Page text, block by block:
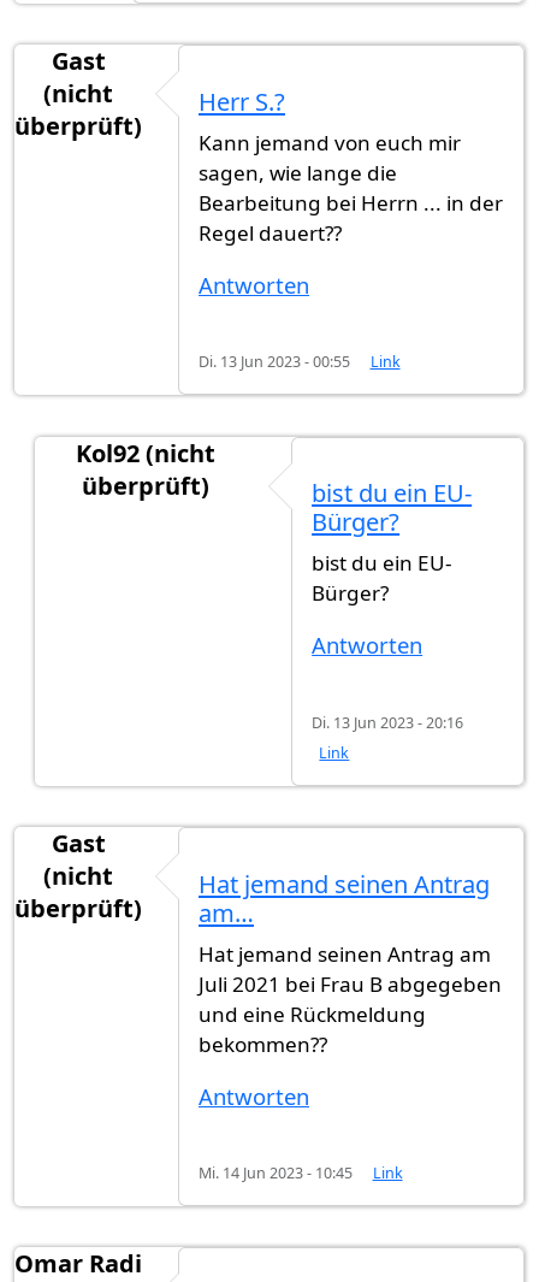
Gast
(nicht
überprüft)
Herr S.?
Kann jemand von euch mir
sagen, wie lange die
Bearbeitung bei Herrn ... in der
Regel dauert??
Antworten
Di. 13 Jun 2023 - 00:55 Link
Kol92 (nicht
überprüft)
von Gast (nicht überprüft)
bist du ein EU-
Bürger?
bist du ein EU-
Bürger?
Antworten
Di. 13 Jun 2023 - 20:16
Link
Gast
(nicht
überprüft)
Hat jemand seinen Antrag
am…
Hat jemand seinen Antrag am
Juli 2021 bei Frau B abgegeben
und eine Rückmeldung
bekommen??
Antworten
Mi. 14 Jun 2023 - 10:45 Link
Omar Radi